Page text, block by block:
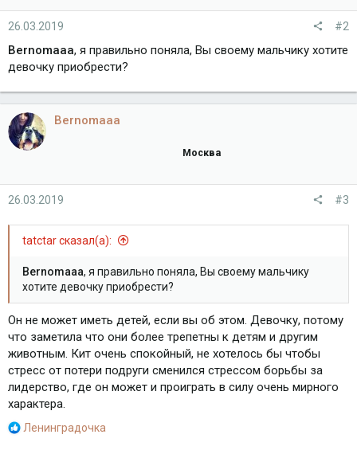
26.03.2019 #2
Bernomaaa, я правильно поняла, Вы своему мальчику хотите
девочку приобрести?
Bernomaaa
Москва
26.03.2019 #3
tatctar сказал(а):
Bernomaaa, я правильно поняла, Вы своему мальчику
хотите девочку приобрести?
Он не может иметь детей, если вы об этом. Девочку, потому
что заметила что они более трепетны к детям и другим
животным. Кит очень спокойный, не хотелось бы чтобы
стресс от потери подруги сменился стрессом борьбы за
лидерство, где он может и проиграть в силу очень мирного
характера.
Р
Ленинградочка